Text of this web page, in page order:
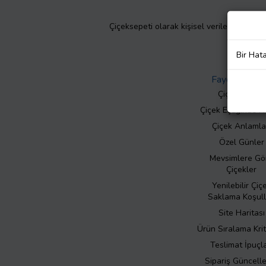
Çiçeksepeti olarak kişisel verilerinizin
Faydalı Bilgiler
Çiçek Bakımı
Çiçek Eşliğinde
Çiçek
Özel Günler
Mevsimlere
Çiçekler
Yenilebilir
Saklama
Site Haritası
Ürün Sıralama
Teslimat
Sipariş
Bir